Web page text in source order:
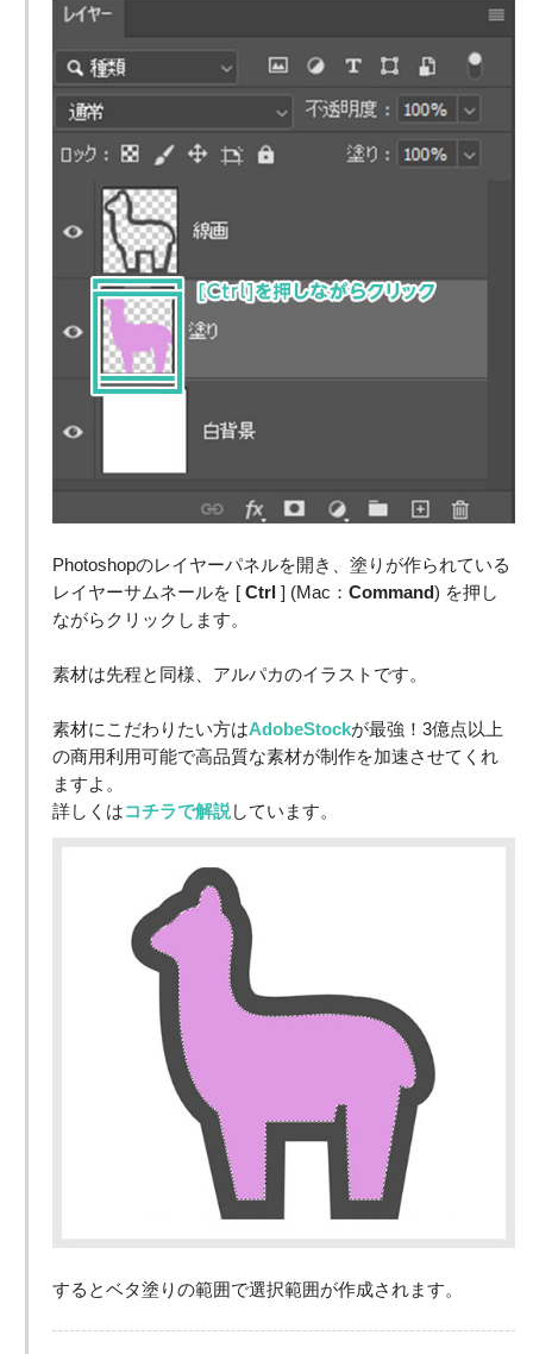
Photoshopのレイヤーパネルを開き、塗りが作られている
レイヤーサムネールを [ Ctrl ] (Mac： Command) を押し
ながらクリックします。
素材は先程と同様、アルパカのイラストです。
素材にこだわりたい方はAdobeStockが最強！3億点以上
の商用利用可能で高品質な素材が制作を加速させてくれ
ますよ。
詳しくはコチラで解説しています。
するとベタ塗りの範囲で選択範囲が作成されます。